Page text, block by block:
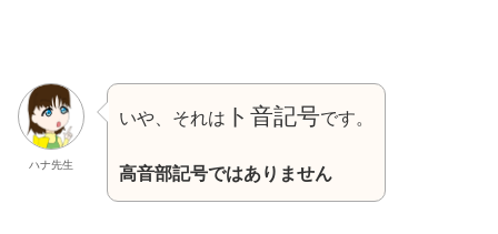
ハナ先生
いや、それは ト音記号です。
高音部記号ではありません